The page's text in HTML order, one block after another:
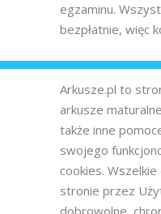
egzaminu.
bezpłatnie, więc
Arkusze.pl to
arkusze
także inne
swojego
cookies.
stronie przez
dobrowolne,